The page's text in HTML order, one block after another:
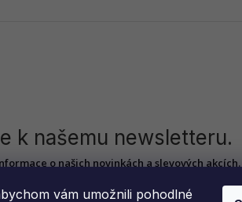
vám umožnili pohodlné
k našemu newsletteru.
o našich novinkách a slevových akcích.